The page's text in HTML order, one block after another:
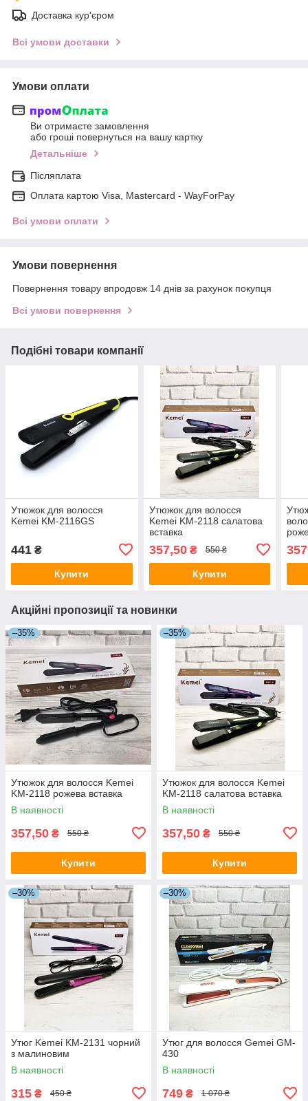
Доставка кур'єром
Всі умови доставки
Умови оплати
Ви отримаєте замовлення
або гроші повернуться на вашу картку
Детальніше
Післяплата
Оплата картою Visa, Mastercard - WayForPay
Всі умови оплати
Умови повернення
Повернення товару впродовж 14 днів за рахунок покупця
Всі умови повернення
Подібні товари компанії
Утюжок для волосся
Kemei KM-2116GS
441 ₴
Купити
Утюжок для волосся
Kemei KM-2118 салатова
вставка
357,50₴ 550 ₴
Купити
Акційні пропозиції та новинки
–35%
Утюжок для волосся Kemei
KM-2118 рожева вставка
В наявності
357,50 ₴ 550 ₴
Купити
–35%
Утюжок для волосся Kemei
KM-2118 салатова вставка
В наявності
357,50 ₴ 550 ₴
Купити
–30%
Утюг Kemei KM-2131 чорний
з малиновим
В наявності
315 ₴ 450 ₴
–30%
Утюг для волосся Gemei GM-
430
В наявності
749 ₴ 1 070 ₴